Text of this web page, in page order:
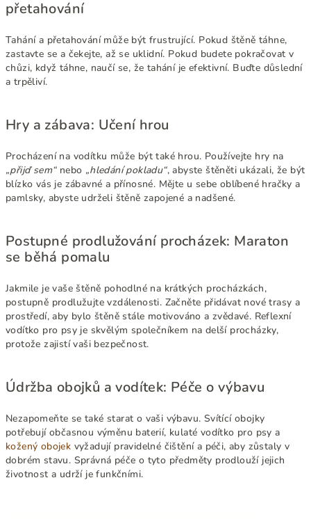
přetahování
Tahání a přetahování může být frustrující. Pokud štěně táhne,
zastavte se a čekejte, až se uklidní. Pokud budete pokračovat v
chůzi, když táhne, naučí se, že tahání je efektivní. Buďte důslední
a trpěliví.
Hry a zábava: Učení hrou
Procházení na vodítku může být také hrou. Používejte hry na
„přijď sem“nebo „hledání pokladu“, abyste štěněti ukázali, že být
blízko vás je zábavné a přínosné. Mějte u sebe oblíbené hračky a
pamlsky, abyste udrželi štěně zapojené a nadšené.
Postupné prodlužování procházek: Maraton
se běhá pomalu
Jakmile je vaše štěně pohodlné na krátkých procházkách,
postupně prodlužujte vzdálenosti. Začněte přidávat nové trasy a
prostředí, aby bylo štěně stále motivováno a zvědavé. Reflexní
vodítko pro psy je skvělým společníkem na delší procházky,
protože zajistí vaši bezpečnost.
Údržba obojků a vodítek: Péče o výbavu
Nezapomeňte se také starat o vaši výbavu. Svítící obojky
potřebují občasnou výměnu baterií, kulaté vodítko pro psy a
kožený obojek vyžadují pravidelné čištění a péči, aby zůstaly v
dobrém stavu. Správná péče o tyto předměty prodlouží jejich
životnost a udrží je funkčními.